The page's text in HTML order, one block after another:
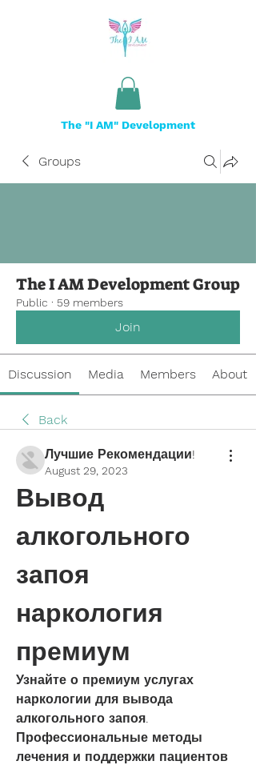
The "I AM" Development
Groups
The I AM Development Group
Public · 59 members
Join
Discussion Media Members About
Back
Лучшие Рекомендации!
August 29, 2023
Вывод
алкогольного
запоя
наркология
премиум
Узнайте о премиум услугах
наркологии для вывода
алкогольного запоя.
Профессиональные методы
лечения и поддержки пациентов